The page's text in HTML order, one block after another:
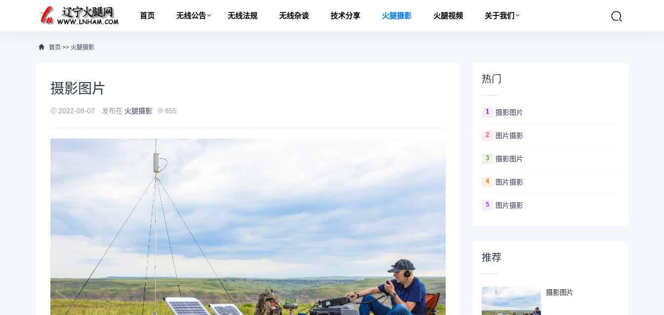
首页 无线公告 无线法规 无线杂谈 技术分享 火腿摄影 火腿视频 关于我们
首页 >> 火腿摄影
摄影图片
2022-08-07 发布在 火腿摄影 855
热门
1 摄影图片
2 图片摄影
3 摄影图片
4 图片摄影
5 图片摄影
推荐
摄影图片